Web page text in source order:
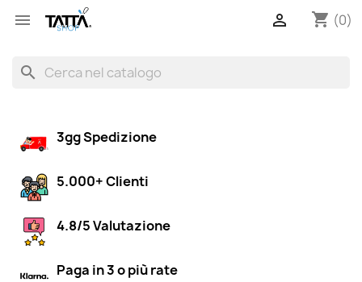
 shopping_cart (0)

search
3gg Spedizione
5.000+ Clienti
4.8/5 Valutazione
Paga in 3 o più rate